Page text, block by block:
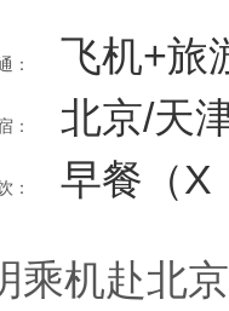
： 飞机+旅
： 北京/天
： 早餐（X
乘机赴北